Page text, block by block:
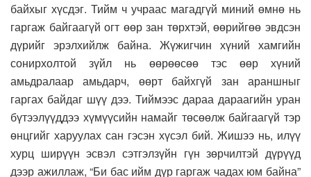
байхыг хүсдэг. Тийм ч учраас магадгүй миний өмнө нь
гаргаж байгаагүй огт өөр зан төрхтэй, өөрийгөө эвдсэн
дүрийг эрэлхийлж байна. Жүжигчин хүний хамгийн
сонирхолтой зүйл нь өөрөөсөө тэс өөр хүний
амьдралаар амьдарч, өөрт байхгүй зан араншныг
гаргах байдаг шүү дээ. Тиймээс дараа дараагийн уран
бүтээлүүддээ хүмүүсийн намайг төсөөлж байгаагүй тэр
өнцгийг харуулах сан гэсэн хүсэл бий. Жишээ нь, илүү
хурц ширүүн эсвэл сэтгэлзүйн гүн зөрчилтэй дүрүүд
дээр ажиллаж, “Би бас ийм дүр гаргаж чадах юм байна”